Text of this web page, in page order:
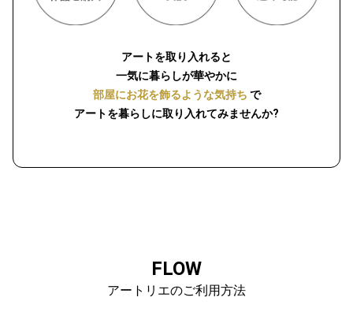
アートを取り入れると
一気に暮らしが華やかに
部屋にお花を飾るような気持ち で
アートを暮らしに取り入れてみませんか?
FLOW
アートリエのご利用方法